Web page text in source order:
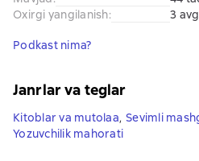
Oxirgi yangilanish: 3
Podkast nima?
Janrlar va teglar
Kitoblar va mutolaa, Sevimli
Yozuvchilik mahorati